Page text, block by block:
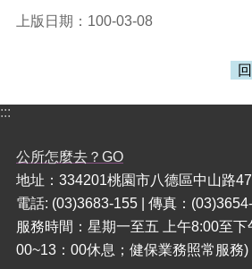
上版日期：100-03-08
:::
公所怎麼去？GO
地址：334201桃園市八德區中山路
電話: (03)3683-155 | 傳真：
服務時間：星期一至五 上午8:00至下
00~13：00休息；健保業務照常服務)